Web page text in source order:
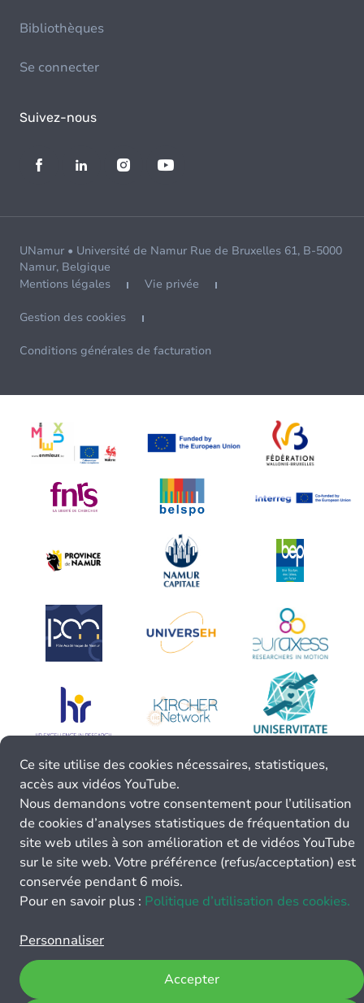
Bibliothèques
Se connecter
Suivez-nous
UNamur • Université de Namur Rue de Bruxelles 61, B-5000
Namur, Belgique
Mentions légales
Vie privée
Gestion des cookies
Conditions générales de facturation
Ce site utilise des cookies nécessaires, statistiques,
accès aux vidéos YouTube.
Nous demandons votre consentement pour l’utilisation
de cookies d’analyses statistiques de fréquentation du
site web utiles à son amélioration et de vidéos YouTube
sur le site web. Votre préférence (refus/acceptation) est
conservée pendant 6 mois.
Pour en savoir plus : Politique d’utilisation des cookies.
Personnaliser
Accepter